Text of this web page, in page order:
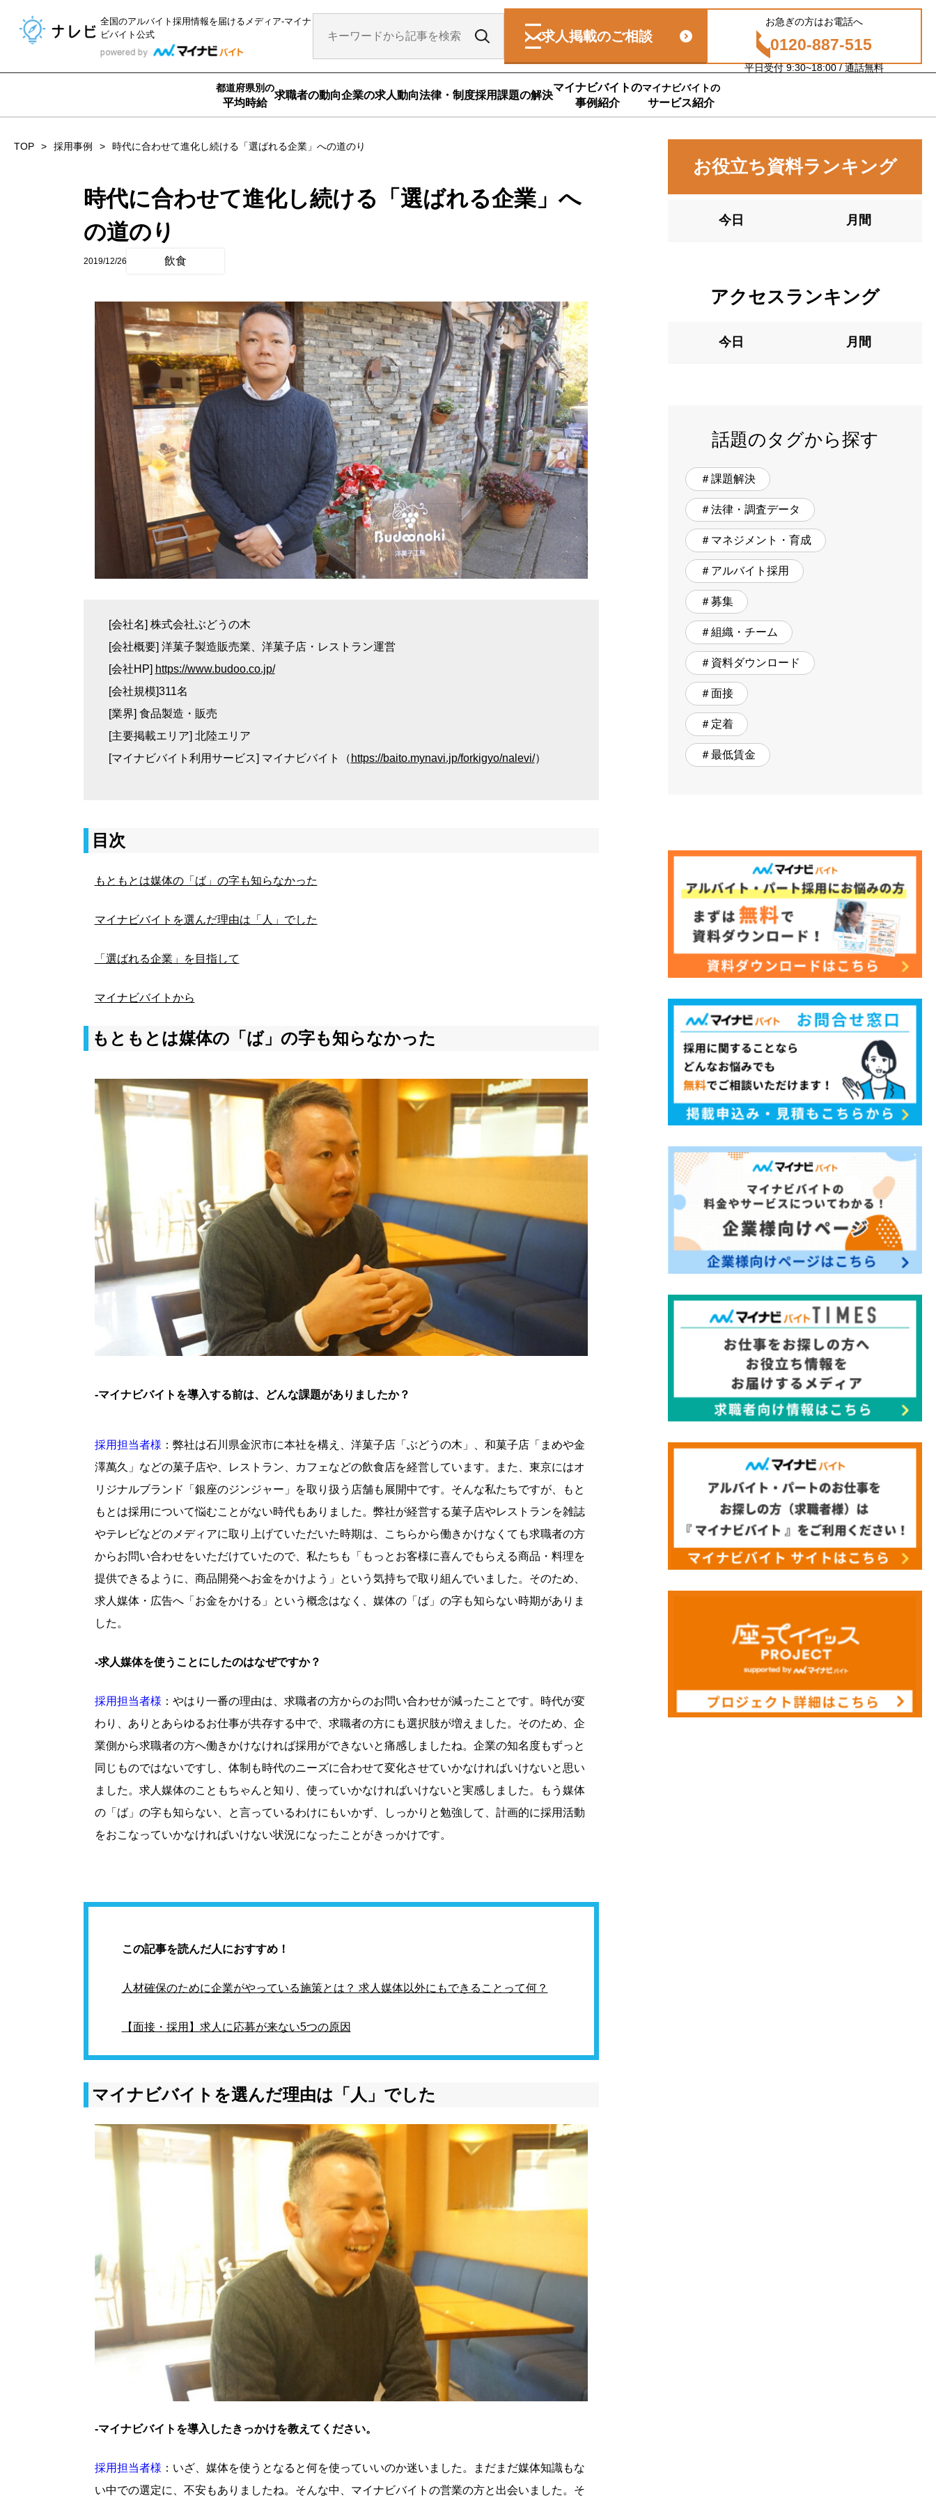
全国のアルバイト採用情報を届ける メディア-マイナ
ビバイト公式
求人掲載のご相談
お急ぎの方はお電話へ
0120-887-515
平日受付 9:30~18:00 / 通話無料
都道府県別の
平均時給
求職者の動向企業の求人動向法律・制度採用課題の解決
マイナビバイトの
事例紹介
マイナビバイトの
サービス紹介
TOP 採用事例 時代に合わせて進化し続ける「選ばれる企業」への道のり
時代に合わせて進化し続ける「選ばれる企業」へ
の道のり
2019/12/26 飲食
[会社名] 株式会社ぶどうの木
[会社概要] 洋菓子製造販売業、洋菓子店・レストラン運営
[会社HP] https://www.budoo.co.jp/
[会社規模]311名
[業界] 食品製造・販売
[主要掲載エリア] 北陸エリア
[マイナビバイト利用サービス] マイナビバイト（ https://baito.mynavi.jp/forkigyo/nalevi/）
目次
もともとは媒体の「ば」の字も知らなかった
マイナビバイトを選んだ理由は「人」でした
「選ばれる企業」を目指して
マイナビバイトから
もともとは媒体の「ば」の字も知らなかった
-マイナビバイトを導入する前は、どんな課題がありましたか？
採用担当者様 ：弊社は石川県金沢市に本社を構え、洋菓子店「ぶどうの木」、和菓子店「まめや金
澤萬久」などの菓子店や、レストラン、カフェなどの飲食店を経営しています。また、東京にはオ
リジナルブランド「銀座のジンジャー」を取り扱う店舗も展開中です。そんな私たちですが、もと
もとは採用について悩むことがない時代もありました。弊社が経営する菓子店やレストランを雑誌
やテレビなどのメディアに取り上げていただいた時期は、こちらから働きかけなくても求職者の方
からお問い合わせをいただけていたので、私たちも「もっとお客様に喜んでもらえる商品・料理を
提供できるように、商品開発へお金をかけよう」という気持ちで取り組んでいました。そのため、
求人媒体・広告へ「お金をかける」という概念はなく、媒体の「ば」の字も知らない時期がありま
した。
-求人媒体を使うことにしたのはなぜですか？
採用担当者様 ：やはり一番の理由は、求職者の方からのお問い合わせが減ったことです。時代が変
わり、ありとあらゆるお仕事が共存する中で、求職者の方にも選択肢が増えました。そのため、企
業側から求職者の方へ働きかけなければ採用ができないと痛感しましたね。企業の知名度もずっと
同じものではないですし、体制も時代のニーズに合わせて変化させていかなければいけないと思い
ました。求人媒体のこともちゃんと知り、使っていかなければいけないと実感しました。もう媒体
の「ば」の字も知らない、と言っているわけにもいかず、しっかりと勉強して、計画的に採用活動
をおこなっていかなければいけない状況になったことがきっかけです。
この記事を読んだ人におすすめ！
人材確保のために企業がやっている施策とは？ 求人媒体以外にもできることって何？
【面接・採用】求人に応募が来ない5つの原因
マイナビバイトを選んだ理由は「人」でした
-マイナビバイトを導入したきっかけを教えてください。
採用担当者様 ：いざ、媒体を使うとなると何を使っていいのか迷いました。まだまだ媒体知識もな
い中での選定に、不安もありましたね。そんな中、マイナビバイトの営業の方と出会いました。そ
お役立ち資料ランキング
今日 月間
アクセスランキング
今日 月間
話題のタグから探す
＃課題解決
＃法律・調査データ
＃マネジメント・育成
＃アルバイト採用
＃募集
＃組織・チーム
＃資料ダウンロード
＃面接
＃定着
＃最低賃金